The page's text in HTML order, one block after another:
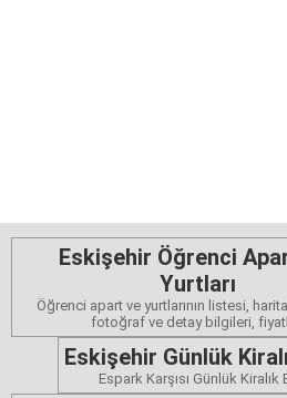
Eskişehir Öğrenci
Yurtları
Öğrenci apart ve yurtlarının listesi,
fotoğraf ve detay bilgileri,
Eskişehir Günlük
Espark Karşısı Günlük Kiralık